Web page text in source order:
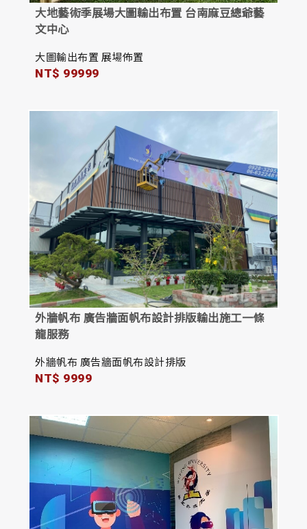
大地藝術季展場大圖輸出布置 台南麻豆總爺藝
文中心
大圖輸出布置 展場佈置
NT$ 99999
外牆帆布 廣告牆面帆布設計排版輸出施工一條
龍服務
外牆帆布 廣告牆面帆布設計排版
NT$ 9999